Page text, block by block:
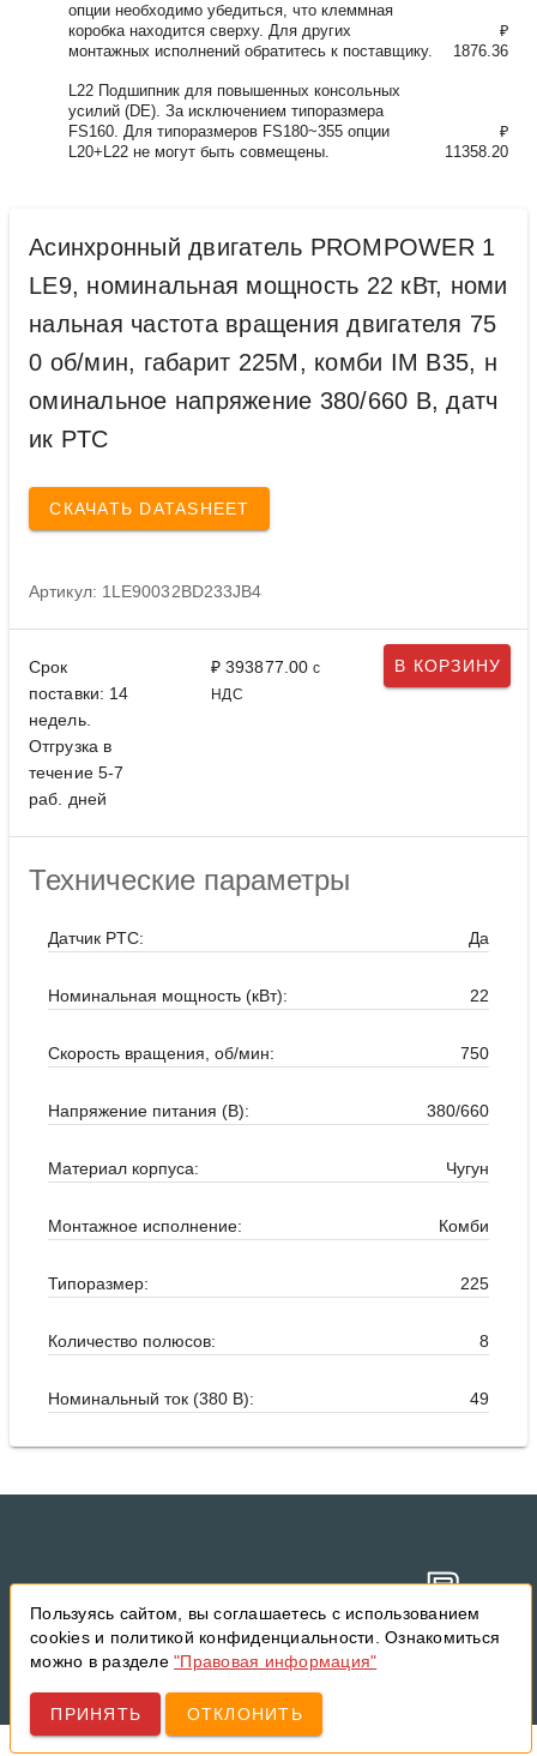
опции необходимо убедиться, что клеммная
коробка находится сверху. Для других
монтажных исполнений обратитесь к поставщику.
₽
1876.36
L22 Подшипник для повышенных консольных
усилий (DE). За исключением типоразмера
FS160. Для типоразмеров FS180~355 опции
L20+L22 не могут быть совмещены.
₽
11358.20
Асинхронный двигатель PROMPOWER 1
LE9, номинальная мощность 22 кВт, номи
нальная частота вращения двигателя 75
0 об/мин, габарит 225M, комби IM B35, н
оминальное напряжение 380/660 В, датч
ик PTC
СКАЧАТЬ DATASHEET
Артикул: 1LE90032BD233JB4
Срок
поставки: 14
недель.
Отгрузка в
течение 5-7
раб. дней
₽ 393877.00с
НДС
В КОРЗИНУ
Технические параметры
Датчик PTC: Да
Номинальная мощность (кВт): 22
Скорость вращения, об/мин: 750
Напряжение питания (В): 380/660
Материал корпуса: Чугун
Монтажное исполнение: Комби
Типоразмер: 225
Количество полюсов: 8
Номинальный ток (380 В): 49
PROMPOWER © 2026.
Все права защищены.
Данный сайт использует технологию cookie.
Оставаясь на сайте вы даете согласие на
Пользуясь сайтом, вы соглашаетесь с использованием
cookies и политикой конфиденциальности. Ознакомиться
можно в разделе "Правовая информация"
ПРИНЯТЬ ОТКЛОНИТЬ